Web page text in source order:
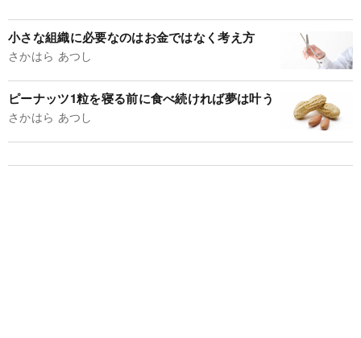
小さな組織に必要なのはお金ではなく考え方
さかはら あつし
ピーナッツ1粒を寝る前に食べ続ければ夢は叶う
さかはら あつし